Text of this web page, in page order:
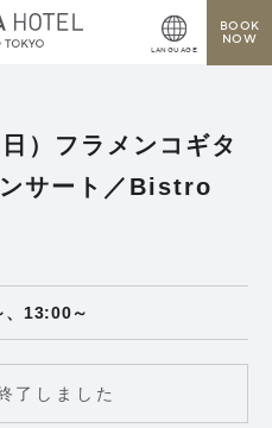
LANGUAGE
BOOK
NOW
）フラメンコギタ
サート／Bistro
13:00～
了しました